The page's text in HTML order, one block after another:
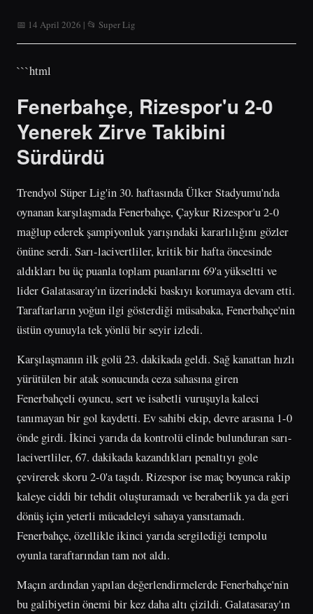
📅 14 April 2026 | 📂 Super Lig
```html
Fenerbahçe, Rizespor'u 2-0
Yenerek Zirve Takibini
Sürdürdü
Trendyol Süper Lig'in 30. haftasında Ülker Stadyumu'nda
oynanan karşılaşmada Fenerbahçe, Çaykur Rizespor'u 2-0
mağlup ederek şampiyonluk yarışındaki kararlılığını gözler
önüne serdi. Sarı-lacivertliler, kritik bir hafta öncesinde
aldıkları bu üç puanla toplam puanlarını 69'a yükseltti ve
lider Galatasaray'ın üzerindeki baskıyı korumaya devam etti.
Taraftarların yoğun ilgi gösterdiği müsabaka, Fenerbahçe'nin
üstün oyunuyla tek yönlü bir seyir izledi.
Karşılaşmanın ilk golü 23. dakikada geldi. Sağ kanattan hızlı
yürütülen bir atak sonucunda ceza sahasına giren
Fenerbahçeli oyuncu, sert ve isabetli vuruşuyla kaleci
tanımayan bir gol kaydetti. Ev sahibi ekip, devre arasına 1-0
önde girdi. İkinci yarıda da kontrolü elinde bulunduran sarı-
lacivertliler, 67. dakikada kazandıkları penaltıyı gole
çevirerek skoru 2-0'a taşıdı. Rizespor ise maç boyunca rakip
kaleye ciddi bir tehdit oluşturamadı ve beraberlik ya da geri
dönüş için yeterli mücadeleyi sahaya yansıtamadı.
Fenerbahçe, özellikle ikinci yarıda sergilediği tempolu
oyunla taraftarından tam not aldı.
Maçın ardından yapılan değerlendirmelerde Fenerbahçe'nin
bu galibiyetin önemi bir kez daha altı çizildi. Galatasaray'ın